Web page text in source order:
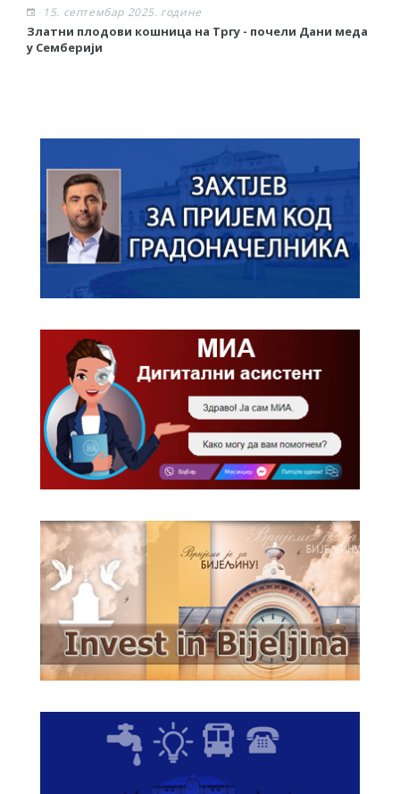
15. септембар 2025. године
Златни плодови кошница на Тргу - почели Дани меда
у Семберији